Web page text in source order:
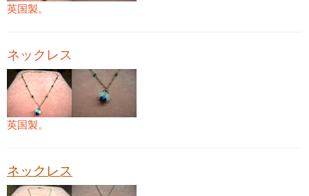
英国製。
ネックレス
英国製。
ネックレス